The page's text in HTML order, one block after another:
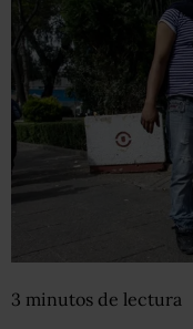
3 minutos de lectura